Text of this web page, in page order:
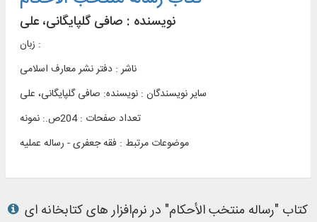
نویسنده : صافی گلپایگانی، علی
زبان :
ناشر : دفتر نشر معارف اسلامی
سایر نویسندگان : نویسنده: صافی گلپایگانی، علی
تعداد صفحات : 204ص.: نمونه
موضوعات مرتبط : فقه جعفری - رساله عملیه
کتاب "رساله منتخب الأحكام" در نرم‌افزار های کتابخانه ای